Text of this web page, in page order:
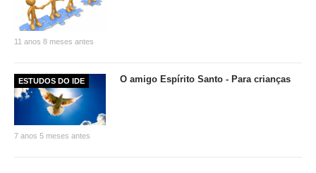
11 anos 8 meses antes
ESTUDOS DO IDE
7 anos 5 meses antes
O amigo Espírito Santo - Para crianças